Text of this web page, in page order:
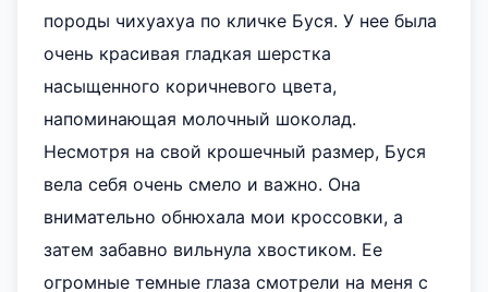
породы чихуахуа по кличке Буся. У нее была
очень красивая гладкая шерстка
насыщенного коричневого цвета,
напоминающая молочный шоколад.
Несмотря на свой крошечный размер, Буся
вела себя очень смело и важно. Она
внимательно обнюхала мои кроссовки, а
затем забавно вильнула хвостиком. Ее
огромные темные глаза смотрели на меня с